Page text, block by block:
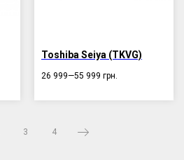
Toshiba Seiya (TKVG)
26 999—55 999 грн.
3 4